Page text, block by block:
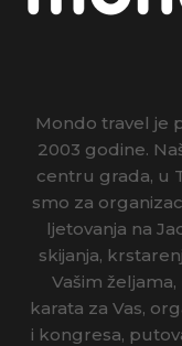
Mondo travel je
2003 godine.
centru grada, u
smo za
ljetovanja na
skijanja,
Vašim
karata za Vas,
i kongresa,